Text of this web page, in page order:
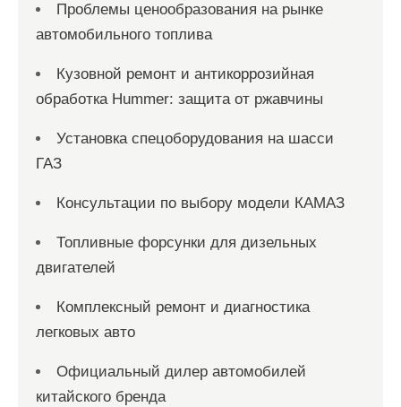
Проблемы ценообразования на рынке
автомобильного топлива
Кузовной ремонт и антикоррозийная
обработка Hummer: защита от ржавчины
Установка спецоборудования на шасси
ГАЗ
Консультации по выбору модели КАМАЗ
Топливные форсунки для дизельных
двигателей
Комплексный ремонт и диагностика
легковых авто
Официальный дилер автомобилей
китайского бренда